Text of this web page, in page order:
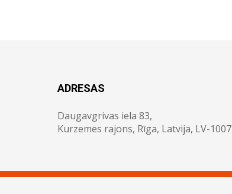
ADRESAS
Daugavgrivas iela 83,
Kurzemes rajons, Rīga, Latvija, LV-1007